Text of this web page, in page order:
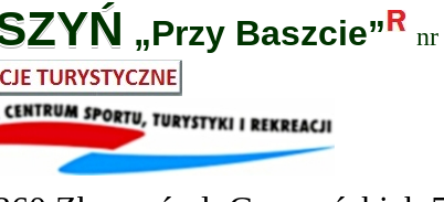
„Przy Baszcie” nr